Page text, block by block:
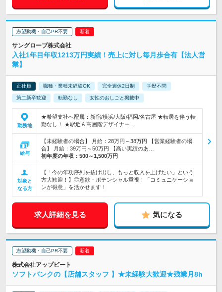
志望動機・自己PR不要
サングローブ株式会社
入社1年目年収1213万円実績！売上に対し毎月歩合有【法人営
業】
正社員 職種・業種未経験OK 完全週休2日制 学歴不問
第二新卒歓迎 転勤なし 女性のおしごと掲載中
勤務地
★希望支社へ配属：新宿/横浜/大阪/福岡/名古屋 ★転居を伴う転
勤なし！ ★駅近＆高層階デザイナー…
給与
【未経験者の場合】 月給：28万円～38万円 【営業経験者の場
合】 月給：39万円～50万円 【高い実績のあ…
初年度の年収： 500～1,500万円
対象と
なる方
【「今の年功序列を抜け出し、もっと収入を上げたい」という
方大歓迎！】◎意欲・ポテンシャル重視！「コミュニケーショ
ンが得意」を活かせます！
求人詳細を見る 気になる
志望動機・自己PR不要
株式会社アップビート
ソフトバンクの【店舗スタッフ 】★未経験大歓迎★残業月8h